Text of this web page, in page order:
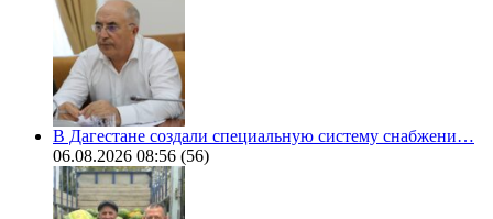
В Дагестане создали специальную систему снабжени…
06.08.2026 08:56 (56)